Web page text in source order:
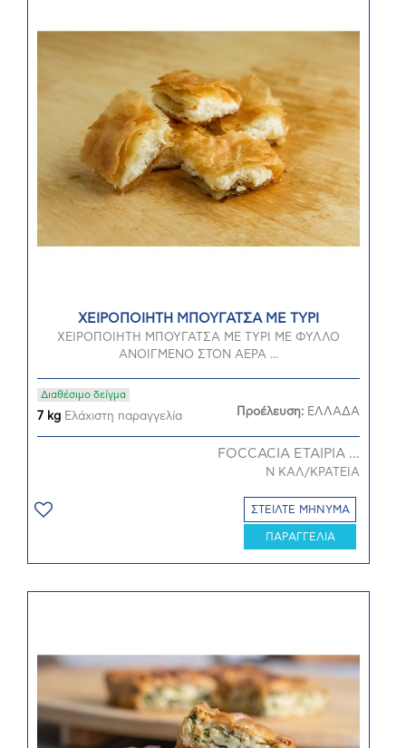
ΧΕΙΡΟΠΟΙΗΤΗ ΜΠΟΥΓΑΤΣΑ ΜΕ ΤΥΡΙ
ΧΕΙΡΟΠΟΙΗΤΗ ΜΠΟΥΓΑΤΣΑ ΜΕ ΤΥΡΙ ΜΕ ΦΥΛΛΟ
ΑΝΟΙΓΜΕΝΟ ΣΤΟΝ ΑΕΡΑ ...
Διαθέσιμο δείγμα
7 kg Ελάχιστη παραγγελία Προέλευση: ΕΛΛΑΔΑ
FOCCACIA ΕΤΑΙΡΙΑ ...
Ν ΚΑΛ/ΚΡΑΤΕΙΑ
ΣΤΕΙΛΤΕ ΜΗΝΥΜΑ
ΠΑΡΑΓΓΕΛΙΑ